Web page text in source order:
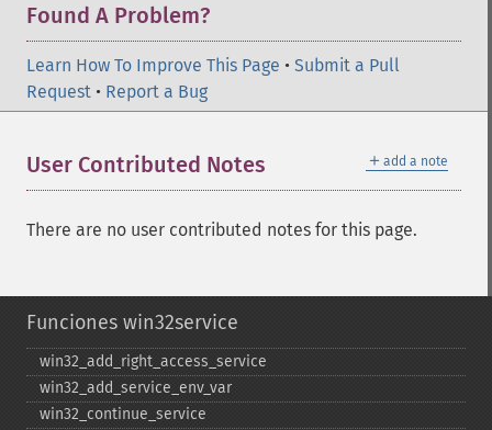
Found A Problem?
Learn How To Improve This Page • Submit a Pull
Request • Report a Bug
＋ add a note
User Contributed Notes
There are no user contributed notes for this page.
Funciones win32service
win32_​add_​right_​access_​service
win32_​add_​service_​env_​var
win32_​continue_​service